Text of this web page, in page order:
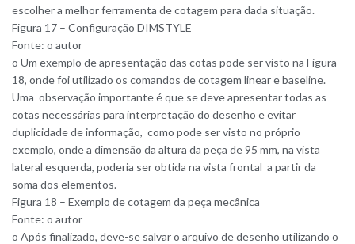
escolher a melhor ferramenta de cotagem para dada situação.
Figura 17 – Configuração DIMSTYLE
Fonte: o autor
o Um exemplo de apresentação das cotas pode ser visto na Figura
18, onde foi utilizado os comandos de cotagem linear e baseline.
Uma observação importante é que se deve apresentar todas as
cotas necessárias para interpretação do desenho e evitar
duplicidade de informação, como pode ser visto no próprio
exemplo, onde a dimensão da altura da peça de 95 mm, na vista
lateral esquerda, poderia ser obtida na vista frontal a partir da
soma dos elementos.
Figura 18 – Exemplo de cotagem da peça mecânica
Fonte: o autor
o Após finalizado, deve-se salvar o arquivo de desenho utilizando o